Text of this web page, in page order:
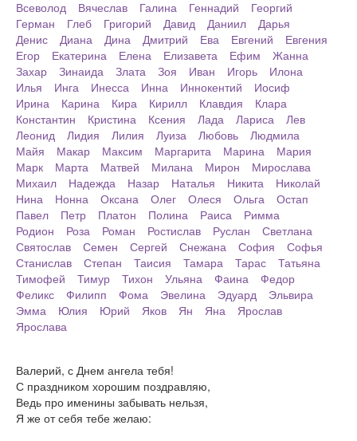
Всеволод
Вячеслав Галина Геннадий
Георгий
Герман
Глеб Григорий Давид Даниил
Дарья
Денис
Диана Дина Дмитрий Ева Евгений
Евгения
Егор
Екатерина Елена Елизавета Ефим
Жанна
Захар
Зинаида Злата Зоя Иван Игорь
Илона
Илья
Инга Инесса Инна Иннокентий
Иосиф
Ирина
Карина Кира Кирилл Клавдия
Клара
Константин
Кристина Ксения Лада Лариса
Лев
Леонид
Лидия Лилия Луиза Любовь
Людмила
Майя
Макар Максим Маргарита Марина
Мария
Марк
Марта Матвей Милана Мирон
Мирослава
Михаил
Надежда Назар Наталья Никита
Николай
Нина
Нонна Оксана Олег Олеся Ольга
Остап
Павел
Петр Платон Полина Раиса
Римма
Родион
Роза Роман Ростислав Руслан
Светлана
Святослав
Семен Сергей Снежана София
Софья
Станислав
Степан Таисия Тамара Тарас
Татьяна
Тимофей
Тимур Тихон Ульяна Фаина
Федор
Феликс
Филипп Фома Эвелина Эдуард
Эльвира
Эмма
Юлия Юрий Яков Ян Яна
Ярослав
Ярослава
Валерий, с Днем ангела тебя!
С праздником хорошим поздравляю,
Ведь про именины забывать нельзя,
Я же от себя тебе желаю: